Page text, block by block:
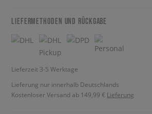
LIEFERMETHODEN UND RÜCKGABE
Lieferzeit 3-5 Werktage
Lieferung nur innerhalb Deutschlands
Kostenloser Versand ab 149,99 € Lieferung